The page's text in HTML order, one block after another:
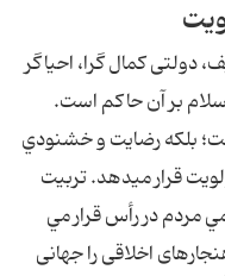
دولتى كمال گرا، احياگر
بر آن حاكم است.
بلكه رضايت و خشنودي
قرار مى‏دهد. تربيت
مردم در رأس قرار مي
اخلاقى را جهانى